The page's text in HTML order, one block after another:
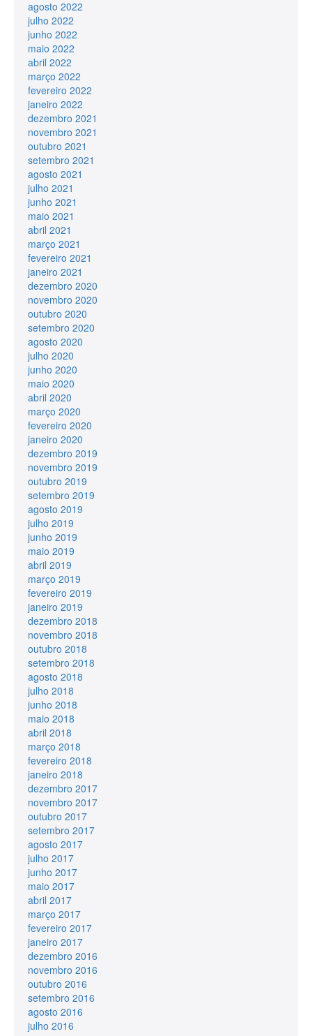
agosto 2022
julho 2022
junho 2022
maio 2022
abril 2022
março 2022
fevereiro 2022
janeiro 2022
dezembro 2021
novembro 2021
outubro 2021
setembro 2021
agosto 2021
julho 2021
junho 2021
maio 2021
abril 2021
março 2021
fevereiro 2021
janeiro 2021
dezembro 2020
novembro 2020
outubro 2020
setembro 2020
agosto 2020
julho 2020
junho 2020
maio 2020
abril 2020
março 2020
fevereiro 2020
janeiro 2020
dezembro 2019
novembro 2019
outubro 2019
setembro 2019
agosto 2019
julho 2019
junho 2019
maio 2019
abril 2019
março 2019
fevereiro 2019
janeiro 2019
dezembro 2018
novembro 2018
outubro 2018
setembro 2018
agosto 2018
julho 2018
junho 2018
maio 2018
abril 2018
março 2018
fevereiro 2018
janeiro 2018
dezembro 2017
novembro 2017
outubro 2017
setembro 2017
agosto 2017
julho 2017
junho 2017
maio 2017
abril 2017
março 2017
fevereiro 2017
janeiro 2017
dezembro 2016
novembro 2016
outubro 2016
setembro 2016
agosto 2016
julho 2016